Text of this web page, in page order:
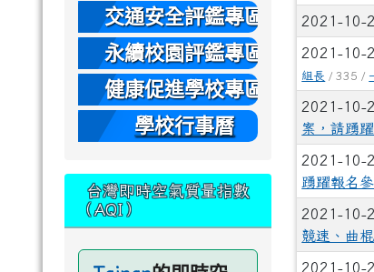
2021-10-
2021-10-
組長 / 335 /
2021-10-
案，請踴
2021-10-
踴躍報名
2021-10-
競速、曲
2021-10-
本
交通安全評鑑專區
永續校園評鑑專區
健康促進學校專區
學校行事曆
台灣即時空氣質量指數
（AQI）